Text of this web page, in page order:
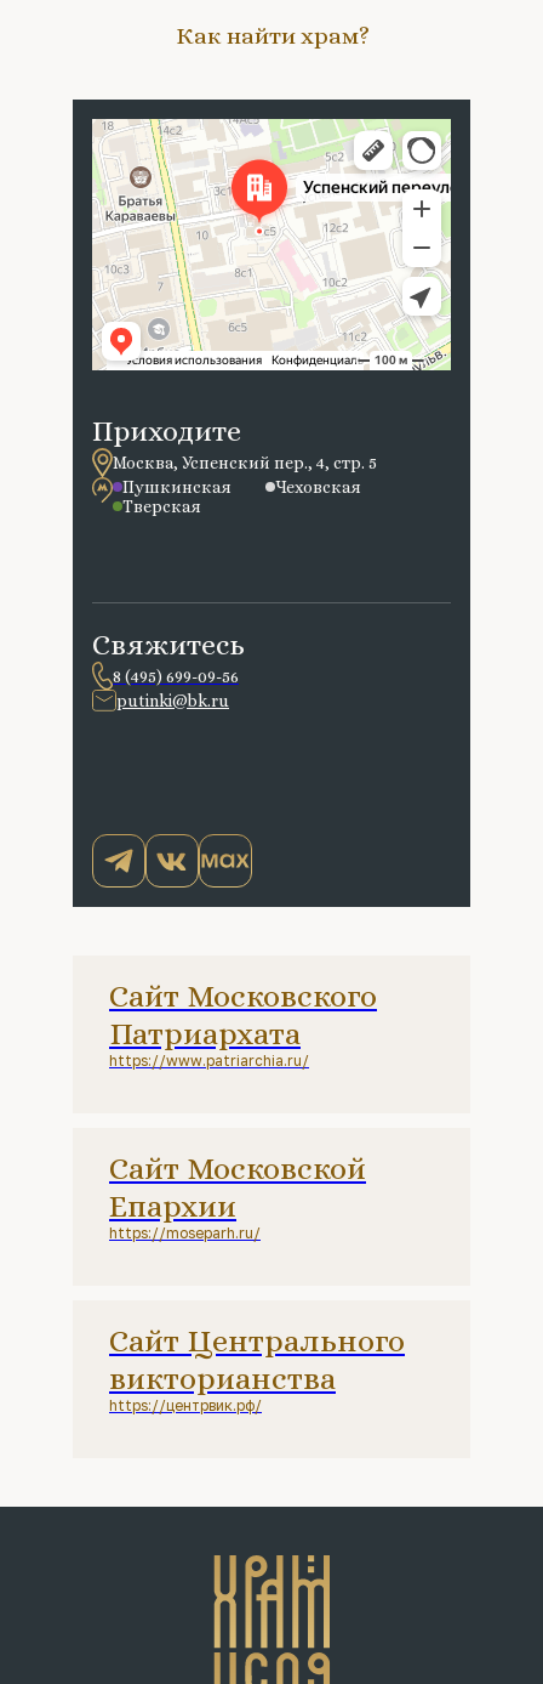
Свяжитесь
8 (495) 699-09-56
putinki@bk.ru
Приходите
Москва, Успенский пер., 4, стр. 5
Пушкинская
Чеховская
Тверская
Как найти храм?
Москва
Успенский переулок, 4с5 — Яндекс Карты
Сайт Центрального
викторианства
https://центрвик.рф/
Сайт Московской
Епархии
https://moseparh.ru/
Сайт Московского
Патриархата
https://www.patriarchia.ru/